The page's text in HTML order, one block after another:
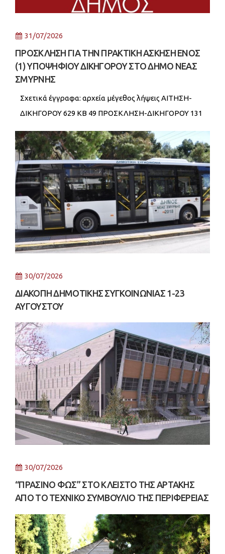
31/07/2026
ΠΡΟΣΚΛΗΣΗ ΓΙΑ ΤΗΝ ΠΡΑΚΤΙΚΗ ΑΣΚΗΣΗ ΕΝΟΣ
(1) ΥΠΟΨΗΦΙΟΥ ΔΙΚΗΓΟΡΟΥ ΣΤΟ ΔΗΜΟ ΝΕΑΣ
ΣΜΥΡΝΗΣ
Σχετικά έγγραφα: αρχεία μέγεθος λήψεις ΑΙΤΗΣΗ-
ΔΙΚΗΓΟΡΟΥ 629 KB 49 ΠΡΟΣΚΛΗΣΗ-ΔΙΚΗΓΟΡΟΥ 131
30/07/2026
ΔΙΑΚΟΠΗ ΔΗΜΟΤΙΚΗΣ ΣΥΓΚΟΙΝΩΝΙΑΣ 1-23
ΑΥΓΟΥΣΤΟΥ
30/07/2026
“ΠΡΑΣΙΝΟ ΦΩΣ” ΣΤΟ ΚΛΕΙΣΤΟ ΤΗΣ ΑΡΤΑΚΗΣ
ΑΠΟ ΤΟ ΤΕΧΝΙΚΟ ΣΥΜΒΟΥΛΙΟ ΤΗΣ ΠΕΡΙΦΕΡΕΙΑΣ